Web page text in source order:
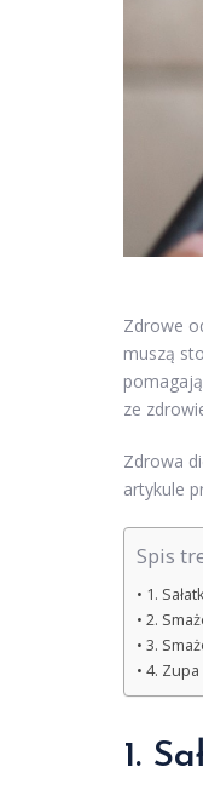
Zdrowe
muszą
ze
Zdrowa
artykule
Spis
1.
2.
3.
4.
1.